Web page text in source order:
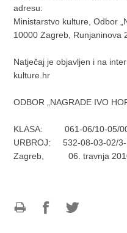
adresu:
Ministarstvo kulture, Odbor
10000 Zagreb, Runjaninova
Natječaj je objavljen i na
kulture.hr
ODBOR „NAGRADE IVO
KLASA: 061-06/10-05/
URBROJ: 532-08-03-02/3-
Zagreb, 06. travnja